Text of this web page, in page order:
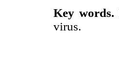
Key words.
virus.